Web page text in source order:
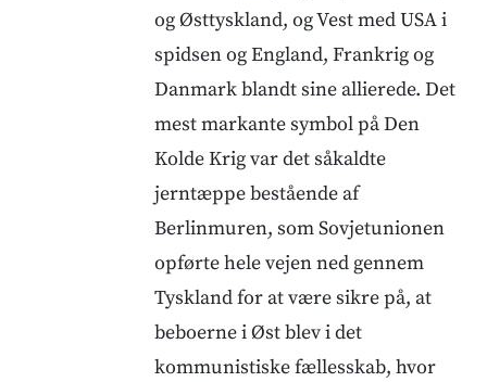
og Østtyskland, og Vest med USA i
spidsen og England, Frankrig og
Danmark blandt sine allierede. Det
mest markante symbol på Den
Kolde Krig var det såkaldte
jerntæppe bestående af
Berlinmuren, som Sovjetunionen
opførte hele vejen ned gennem
Tyskland for at være sikre på, at
beboerne i Øst blev i det
kommunistiske fællesskab, hvor